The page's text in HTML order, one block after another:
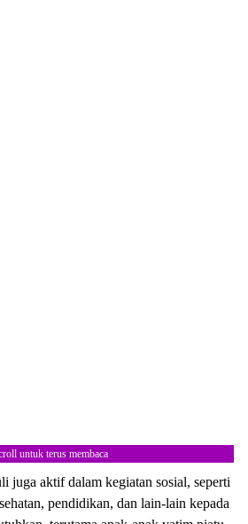
untuk terus membaca
juga aktif dalam kegiatan sosial, seperti
pendidikan, dan lain-lain kepada